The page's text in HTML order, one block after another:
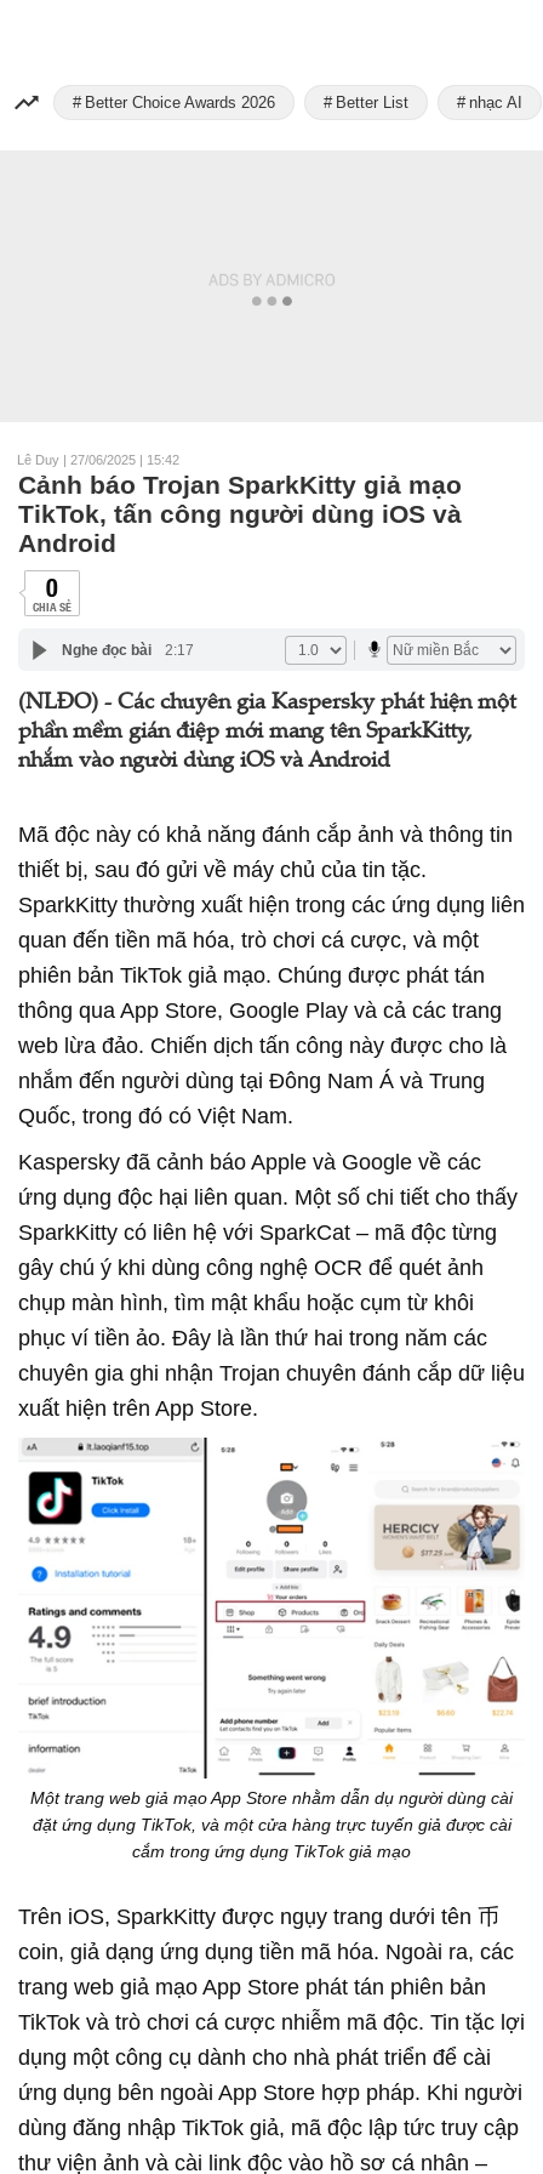
Better Choice Awards 2026 Better List nhạc AI
Lê Duy | 27/06/2025 | 15:42
Cảnh báo Trojan SparkKitty giả mạo
TikTok, tấn công người dùng iOS và
Android
0
CHIA SẺ
Nghe đọc bài 2:17
(NLĐO) - Các chuyên gia Kaspersky phát hiện một
phần mềm gián điệp mới mang tên SparkKitty,
nhắm vào người dùng iOS và Android
Mã độc này có khả năng đánh cắp ảnh và thông tin
thiết bị, sau đó gửi về máy chủ của tin tặc.
SparkKitty thường xuất hiện trong các ứng dụng liên
quan đến tiền mã hóa, trò chơi cá cược, và một
phiên bản TikTok giả mạo. Chúng được phát tán
thông qua App Store, Google Play và cả các trang
web lừa đảo. Chiến dịch tấn công này được cho là
nhắm đến người dùng tại Đông Nam Á và Trung
Quốc, trong đó có Việt Nam.
Kaspersky đã cảnh báo Apple và Google về các
ứng dụng độc hại liên quan. Một số chi tiết cho thấy
SparkKitty có liên hệ với SparkCat – mã độc từng
gây chú ý khi dùng công nghệ OCR để quét ảnh
chụp màn hình, tìm mật khẩu hoặc cụm từ khôi
phục ví tiền ảo. Đây là lần thứ hai trong năm các
chuyên gia ghi nhận Trojan chuyên đánh cắp dữ liệu
xuất hiện trên App Store.
Một trang web giả mạo App Store nhằm dẫn dụ người dùng cài
đặt ứng dụng TikTok, và một cửa hàng trực tuyến giả được cài
cắm trong ứng dụng TikTok giả mạo
Trên iOS, SparkKitty được ngụy trang dưới tên 币
coin, giả dạng ứng dụng tiền mã hóa. Ngoài ra, các
trang web giả mạo App Store phát tán phiên bản
TikTok và trò chơi cá cược nhiễm mã độc. Tin tặc lợi
dụng một công cụ dành cho nhà phát triển để cài
ứng dụng bên ngoài App Store hợp pháp. Khi người
dùng đăng nhập TikTok giả, mã độc lập tức truy cập
thư viện ảnh và cài link độc vào hồ sơ cá nhân –